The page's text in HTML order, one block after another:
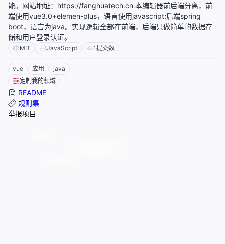
能。网站地址：https://fanghuatech.cn 本编辑器前后端分离，前
端使用vue3.0+elemen-plus，语言使用javascript;后端spring
boot，语言为java。实现逻辑全部在前端，后端只做简单的数据存
储和用户登录认证。
MIT JavaScript 1提交数
vue 应用
java
定制我的领域
README
规则集
举报项目